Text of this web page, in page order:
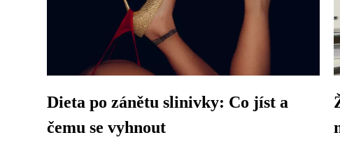
Dieta po zánětu slinivky: Co jíst a
čemu se vyhnout